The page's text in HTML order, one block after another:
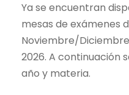
Ya se encuentran
mesas de exámenes
Noviembre/
2026. A continuación
año y materia.